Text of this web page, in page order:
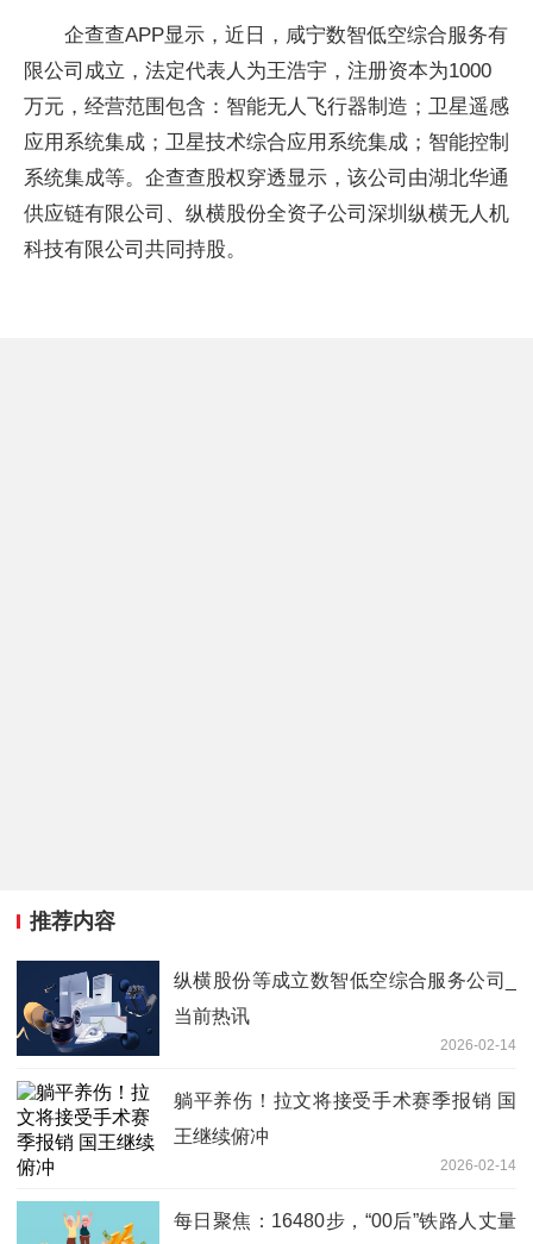
企查查APP显示，近日，咸宁数智低空综合服务有
限公司成立，法定代表人为王浩宇，注册资本为1000
万元，经营范围包含：智能无人飞行器制造；卫星遥感
应用系统集成；卫星技术综合应用系统集成；智能控制
系统集成等。企查查股权穿透显示，该公司由湖北华通
供应链有限公司、纵横股份全资子公司深圳纵横无人机
科技有限公司共同持股。
推荐内容
纵横股份等成立数智低空综合服务公司_
当前热讯
2026-02-14
躺平养伤！拉文将接受手术赛季报销 国
王继续俯冲
2026-02-14
每日聚焦：16480步，“00后”铁路人丈量